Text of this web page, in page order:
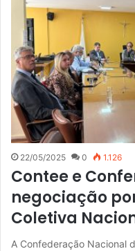
22/05/2025 0 1.126
Contee e
negociação
Coletiva
A Confederação Nacional